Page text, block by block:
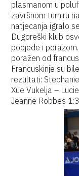
plasmanom u
završnom turniru
natjecanja igralo
Dugoreški klub
pobjede i
poražen od
Francuskinje su
rezultati:
Xue Vukelja –
Jeanne Robbes